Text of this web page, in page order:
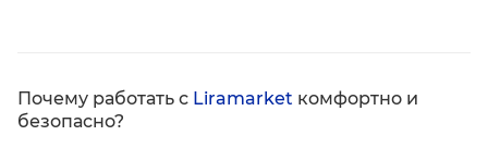
Почему работать с Liramarket комфортно и
безопасно?